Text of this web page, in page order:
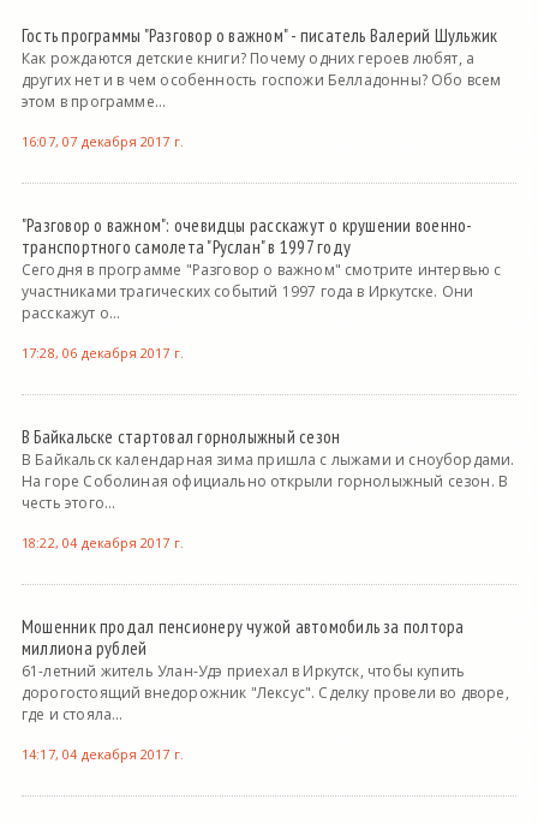
Гость программы "Разговор о важном" - писатель Валерий Шульжик
Как рождаются детские книги? Почему одних героев любят, а
других нет и в чем особенность госпожи Белладонны? Обо всем
этом в программе...
16:07, 07 декабря 2017 г.
"Разговор о важном": очевидцы расскажут о крушении военно-
транспортного самолета "Руслан" в 1997 году
Сегодня в программе "Разговор о важном" смотрите интервью с
участниками трагических событий 1997 года в Иркутске. Они
расскажут о...
17:28, 06 декабря 2017 г.
В Байкальске стартовал горнолыжный сезон
В Байкальск календарная зима пришла с лыжами и сноубордами.
На горе Соболиная официально открыли горнолыжный сезон. В
честь этого...
18:22, 04 декабря 2017 г.
Мошенник продал пенсионеру чужой автомобиль за полтора
миллиона рублей
61-летний житель Улан-Удэ приехал в Иркутск, чтобы купить
дорогостоящий внедорожник "Лексус". Сделку провели во дворе,
где и стояла...
14:17, 04 декабря 2017 г.